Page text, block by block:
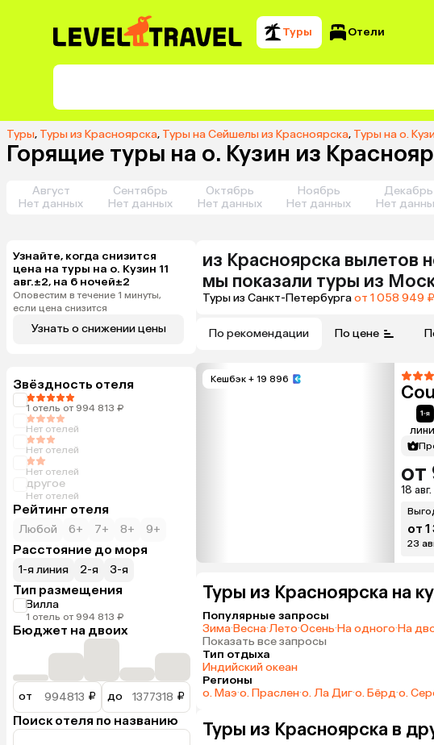
Туры Отели
Туры, Туры из Красноярска, Туры на Сейшелы из Красноярска, Туры на о.
Горящие туры на о. Кузин из
Август
Нет данных
Сентябрь
Нет данных
Октябрь
Нет данных
Ноябрь
Нет данных
Декабрь
Нет
Узнайте, когда снизится
цена на туры на о. Кузин 11
авг.±2, на 6 ночей±2
Оповестим в течение 1 минуты,
если цена снизится
Узнать о снижении цены
Звёздность отеля
1 отель от 994 813 ₽
Нет отелей
Нет отелей
Нет отелей
другое
Нет отелей
Рейтинг отеля
Любой 6+ 7+ 8+ 9+
Расстояние до моря
1-я линия 2-я 3-я
Тип размещения
Вилла
1 отель от 994 813 ₽
Бюджет на двоих
от ₽ до ₽
Поиск отеля по названию
из Красноярска вылетов
мы показали туры из
Туры из Санкт-Петербургаот 1 058 949 ₽
По рекомендации По цене
Кешбэк + 19 896
от
18
от
23
Туры из Красноярска на
Популярные запросы
Зима·Весна·Лето·Осень·На одного·На
Показать все запросы
Тип отдыха
Индийский океан
Регионы
о. Маэ·о. Праслен·о. Ла Диг·о. Бёрд·о.
Туры из Красноярска в